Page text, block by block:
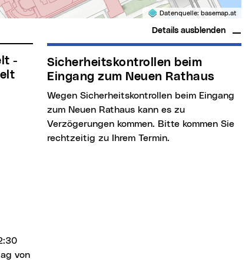
Datenquelle: basemap.at
Details ausblenden
Radfahrer
für öffentliche Verkehrsmittel
für motorisierten Individualverkehr
von
Sicherheitskontrollen beim
Eingang zum Neuen Rathaus
Wegen Sicherheitskontrollen beim Eingang
zum Neuen Rathaus kann es zu
Verzögerungen kommen. Bitte kommen Sie
rechtzeitig zu Ihrem Termin.